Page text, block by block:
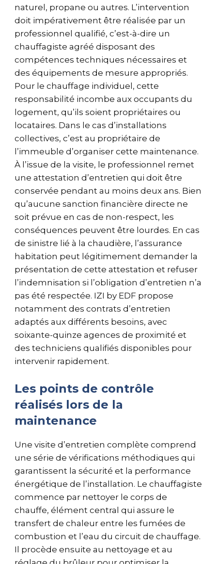
naturel, propane ou autres. L’intervention
doit impérativement être réalisée par un
professionnel qualifié, c’est-à-dire un
chauffagiste agréé disposant des
compétences techniques nécessaires et
des équipements de mesure appropriés.
Pour le chauffage individuel, cette
responsabilité incombe aux occupants du
logement, qu’ils soient propriétaires ou
locataires. Dans le cas d’installations
collectives, c’est au propriétaire de
l’immeuble d’organiser cette maintenance.
À l’issue de la visite, le professionnel remet
une attestation d’entretien qui doit être
conservée pendant au moins deux ans. Bien
qu’aucune sanction financière directe ne
soit prévue en cas de non-respect, les
conséquences peuvent être lourdes. En cas
de sinistre lié à la chaudière, l’assurance
habitation peut légitimement demander la
présentation de cette attestation et refuser
l’indemnisation si l’obligation d’entretien n’a
pas été respectée. IZI by EDF propose
notamment des contrats d’entretien
adaptés aux différents besoins, avec
soixante-quinze agences de proximité et
des techniciens qualifiés disponibles pour
intervenir rapidement.
Les points de contrôle
réalisés lors de la
maintenance
Une visite d’entretien complète comprend
une série de vérifications méthodiques qui
garantissent la sécurité et la performance
énergétique de l’installation. Le chauffagiste
commence par nettoyer le corps de
chauffe, élément central qui assure le
transfert de chaleur entre les fumées de
combustion et l’eau du circuit de chauffage.
Il procède ensuite au nettoyage et au